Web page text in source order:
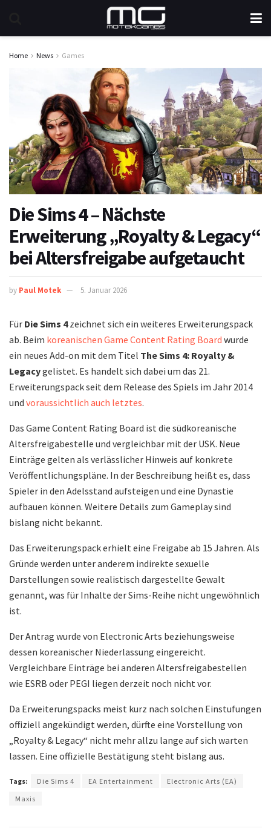
Home News Games
Die Sims 4 – Nächste
Erweiterung „Royalty & Legacy“
bei Altersfreigabe aufgetaucht
by Paul Motek 5. Januar 2026
Für Die Sims 4zeichnet sich ein weiteres Erweiterungspack
ab. Beim koreanischen Game Content Rating Board wurde
ein neues Add-on mit dem Titel The Sims 4: Royalty &
Legacygelistet. Es handelt sich dabei um das 21.
Erweiterungspack seit dem Release des Spiels im Jahr 2014
und voraussichtlich auch letztes.
Das Game Content Rating Board ist die südkoreanische
Altersfreigabestelle und vergleichbar mit der USK. Neue
Einträge gelten als verlässlicher Hinweis auf konkrete
Veröffentlichungspläne. In der Beschreibung heißt es, dass
Spieler in den Adelsstand aufsteigen und eine Dynastie
aufbauen können. Weitere Details zum Gameplay sind
bislang nicht bekannt.
Das Erweiterungspack erhielt eine Freigabe ab 15 Jahren. Als
Gründe werden unter anderem indirekte sexuelle
Darstellungen sowie realistisch dargestellte Gewalt
genannt, was für Inhalte der Sims-Reihe nicht ungewöhnlich
ist.
Der Antrag wurde von Electronic Arts beziehungsweise
dessen koreanischer Niederlassung eingereicht.
Vergleichbare Einträge bei anderen Altersfreigabestellen
wie ESRB oder PEGI liegen derzeit noch nicht vor.
Da Erweiterungspacks meist kurz nach solchen Einstufungen
offiziell angekündigt werden, dürfte eine Vorstellung von
„Royalty & Legacy“ nicht mehr allzu lange auf sich warten
lassen. Eine offizielle Bestätigung steht bislang aus.
Tags: Die Sims 4 EA Entertainment
Electronic Arts (EA)
Maxis